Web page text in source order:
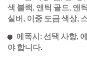
색 블랙, 앤틱 골드, 앤
실버, 이중 도금 색상,
에폭시: 선택 사항,
야 합니다.